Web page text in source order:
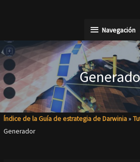
Navegación
Navegación
Índice de la Guía de estrategia de Darwinia»
Generador